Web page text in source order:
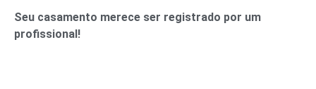
Seu casamento merece ser registrado por um
profissional!